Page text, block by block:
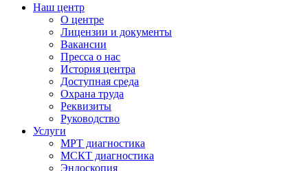
Наш центр
О центре
Лицензии и документы
Вакансии
Пресса о нас
История центра
Доступная среда
Охрана труда
Реквизиты
Руководство
Услуги
МРТ диагностика
МСКТ диагностика
Эндоскопия